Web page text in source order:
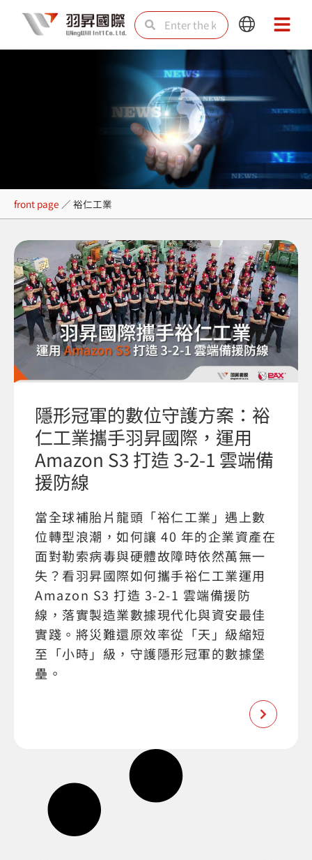
content
SearchSearch
Main
Menu
Main
Menu
裕仁工業
front page ／ 裕仁工業
隱形冠軍的數位守護方案：裕
仁工業攜手羽昇國際，運用
Amazon S3 打造 3-2-1 雲端備
援防線
當全球補胎片龍頭「裕仁工業」遇上數
位轉型浪潮，如何讓 40 年的企業資產在
面對勒索病毒與硬體故障時依然萬無一
失？看羽昇國際如何攜手裕仁工業運用
Amazon S3 打造 3-2-1 雲端備援防
線，落實製造業數據現代化與資安最佳
實踐。將災難還原效率從「天」級縮短
至「小時」級，守護隱形冠軍的數據堡
壘。